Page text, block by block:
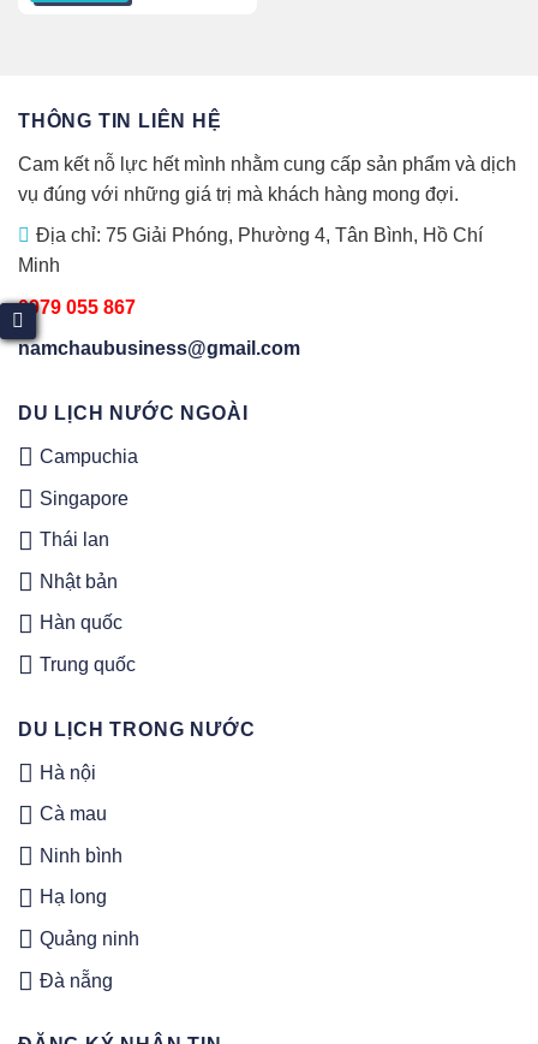
tùy
có
thể
được
trang
sản
phẩm
nhiều
thể.
Các
tùy
thể
được
chọn
trang
phẩm
THÔNG TIN LIÊN HỆ
Cam kết nỗ lực hết mình nhằm cung cấp sản phẩm và dịch
vụ đúng với những giá trị mà khách hàng mong đợi.
Địa chỉ: 75 Giải Phóng, Phường 4, Tân Bình, Hồ Chí
Minh
0979 055 867
namchaubusiness@gmail.com
DU LỊCH NƯỚC NGOÀI
Campuchia
Singapore
Thái lan
Nhật bản
Hàn quốc
Trung quốc
DU LỊCH TRONG NƯỚC
Hà nội
Cà mau
Ninh bình
Hạ long
Quảng ninh
Đà nẵng